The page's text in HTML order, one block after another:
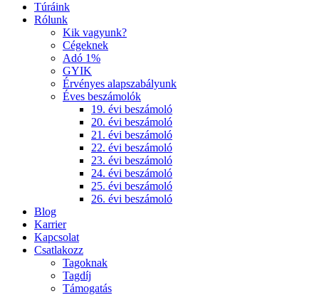
Túráink
Rólunk
Kik vagyunk?
Cégeknek
Adó 1%
GYIK
Érvényes alapszabályunk
Éves beszámolók
19. évi beszámoló
20. évi beszámoló
21. évi beszámoló
22. évi beszámoló
23. évi beszámoló
24. évi beszámoló
25. évi beszámoló
26. évi beszámoló
Blog
Karrier
Kapcsolat
Csatlakozz
Tagoknak
Tagdíj
Támogatás